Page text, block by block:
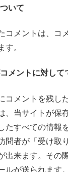
いて
コメントは、コ
す。
メントに対して
コメントを残し
、当サイトが保
たすべての情報
問者が「受け取
出来ます。その
ルが送られます。